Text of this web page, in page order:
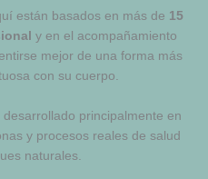
están basados en más de 15
y en el acompañamiento
mejor de una forma más
con su cuerpo.
principalmente en
y procesos reales de salud
naturales.